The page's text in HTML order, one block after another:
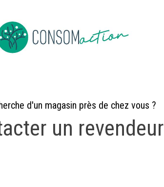
d'un magasin près de chez vous ?
un revendeur